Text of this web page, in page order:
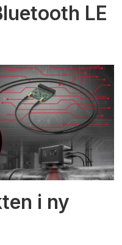
LE
i ny